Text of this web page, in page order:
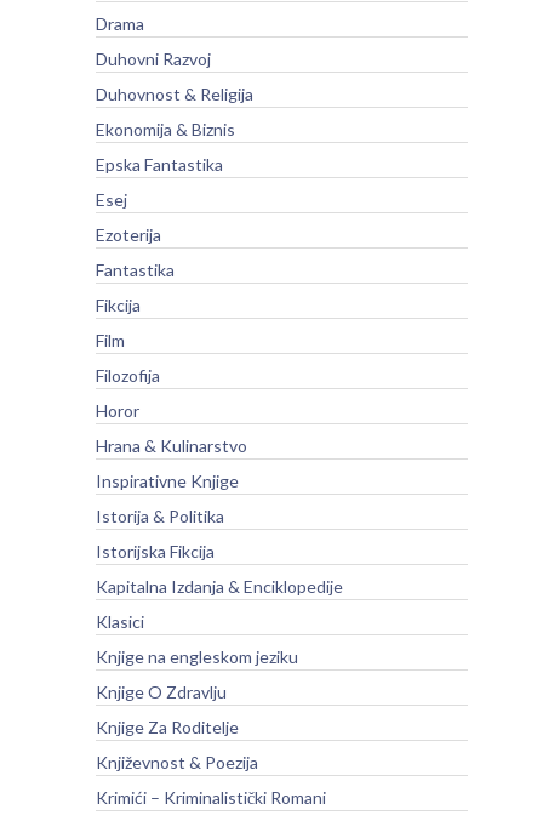
Drama
Duhovni Razvoj
Duhovnost & Religija
Ekonomija & Biznis
Epska Fantastika
Esej
Ezoterija
Fantastika
Fikcija
Film
Filozofija
Horor
Hrana & Kulinarstvo
Inspirativne Knjige
Istorija & Politika
Istorijska Fikcija
Kapitalna Izdanja & Enciklopedije
Klasici
Knjige na engleskom jeziku
Knjige O Zdravlju
Knjige Za Roditelje
Književnost & Poezija
Krimići – Kriminalistički Romani